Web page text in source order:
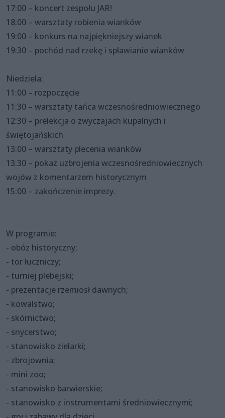
17:00 – koncert zespołu JAR!
18:00 – warsztaty robienia wianków
19:00 – konkurs na najpiękniejszy wianek
19:30 – pochód nad rzekę i spławianie wianków
Niedziela:
11:00 – rozpoczęcie
11:30 – warsztaty tańca wczesnośredniowiecznego
12:30 – prelekcja o zwyczajach kupalnych i
świętojańskich
13:00 – warsztaty plecenia wianków
13:30 – pokaz uzbrojenia wczesnośredniowiecznych
wojów z komentarzem historycznym
15:00 – zakończenie imprezy.
W programie:
- obóz historyczny;
- tor łuczniczy;
- turniej plebejski;
- prezentacje rzemiosł dawnych;
- kowalstwo;
- skórnictwo;
- snycerstwo;
- stanowisko zielarki;
- zbrojownia;
- mini zoo;
- stanowisko barwierskie;
- stanowisko z instrumentami średniowiecznymi;